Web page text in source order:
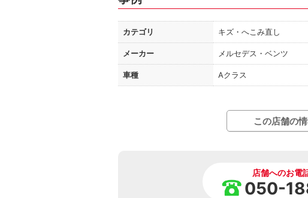
カテゴリ キズ・へこみ直し
メーカー メルセデス・ベンツ
車種 Aクラス
この店舗の
店舗へのお電
050-